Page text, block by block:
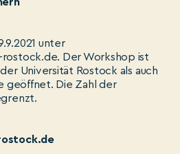
unter
rostock.de. Der Workshop ist
Universität Rostock als auch
geöffnet. Die Zahl der